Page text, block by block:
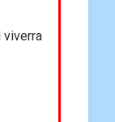
viverra